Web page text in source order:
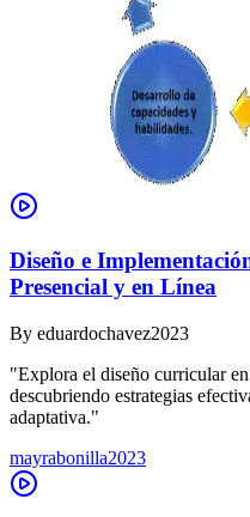
Diseño e
Presencial y en Línea
By eduardochavez2023
"Explora el diseño curricular
descubriendo estrategias
adaptativa."
mayrabonilla2023